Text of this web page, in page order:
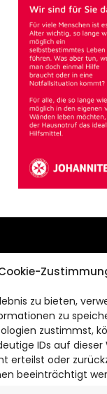
zu bieten,
zu
zustimmst,
IDs auf
erteilst oder
beeinträchtigt
DAS
FÜR
Cookie